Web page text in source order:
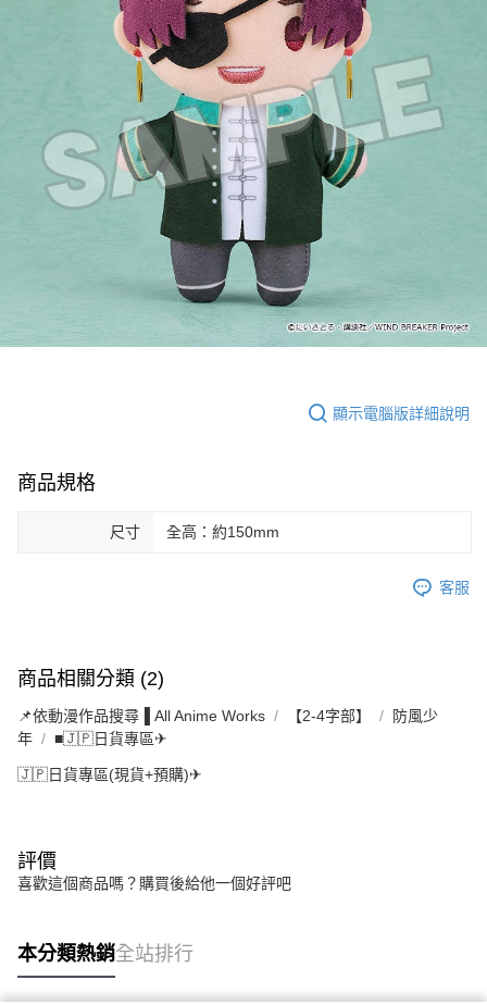
每筆NT$65，滿NT$1,300(含以上)免運費
每筆NT$65，滿NT$1,300(含以上)免運費
宅配-木棉花樂園專用
每筆NT$100，滿NT$1,300(含以上)免運費
宅配-離島(澎湖/金門/馬祖)-木棉花樂園專用
顯示電腦版詳細說明
商品規格
尺寸 全高：約150mm
客服
商品相關分類 (2)
📌依動漫作品搜尋▐ All Anime Works 【2-4字部】
防風少
年
■🇯🇵日貨專區✈
🇯🇵日貨專區(現貨+預購)✈
評價
喜歡這個商品嗎？購買後給他一個好評吧
本分類熱銷全站排行